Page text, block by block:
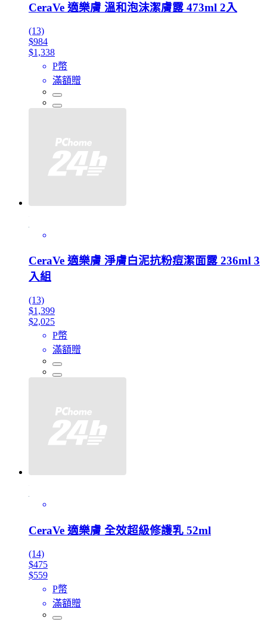
CeraVe 適樂膚 溫和泡沫潔膚露 473ml 2入
(13)
$984
$1,338
P幣
滿額贈
CeraVe 適樂膚 淨膚白泥抗粉痘潔面露 236ml 3
入組
(13)
$1,399
$2,025
P幣
滿額贈
CeraVe 適樂膚 全效超級修護乳 52ml
(14)
$475
$559
P幣
滿額贈